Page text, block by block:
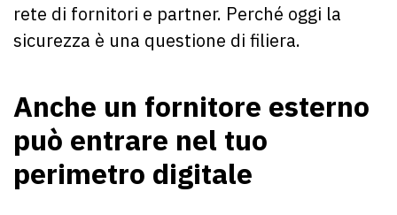
rete di fornitori e partner. Perché oggi la
sicurezza è una questione di filiera.
Anche un fornitore esterno
può entrare nel tuo
perimetro digitale